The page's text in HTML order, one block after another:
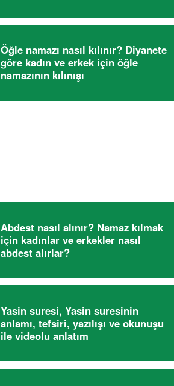
Öğle namazı nasıl kılınır? Diyanete
göre kadın ve erkek için öğle
namazının kılınışı
Abdest nasıl alınır? Namaz kılmak
için kadınlar ve erkekler nasıl
abdest alırlar?
Yasin suresi, Yasin suresinin
anlamı, tefsiri, yazılışı ve okunuşu
ile videolu anlatım